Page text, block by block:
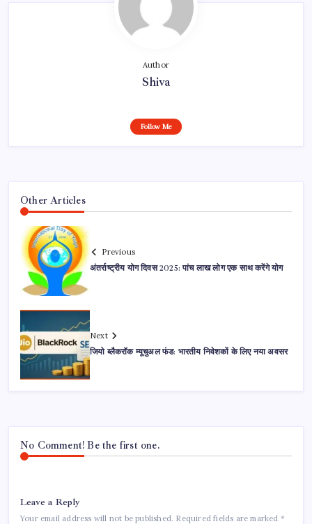
Author
Shiva
Follow Me
Other Articles
Previous
अंतर्राष्ट्रीय योग दिवस 2025: पांच लाख लोग एक साथ करेंगे योग
Next
जियो ब्लैकरॉक म्यूचुअल फंड: भारतीय निवेशकों के लिए नया अवसर
No Comment! Be the first one.
Leave a Reply
Your email address will not be published. Required fields are marked *